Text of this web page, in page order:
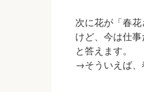
次に花が 「春
けど、今は仕事
と答えます。
→そういえば、